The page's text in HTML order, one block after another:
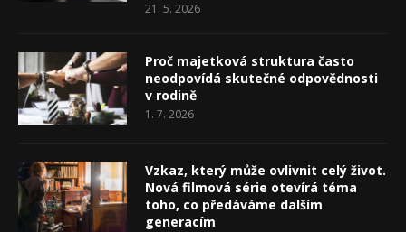
21. 5. 2026
Proč majetková struktura často
neodpovídá skutečné odpovědnosti
v rodině
1. 7. 2026
Vzkaz, který může ovlivnit celý život.
Nová filmová série otevírá téma
toho, co předáváme dalším
generacím